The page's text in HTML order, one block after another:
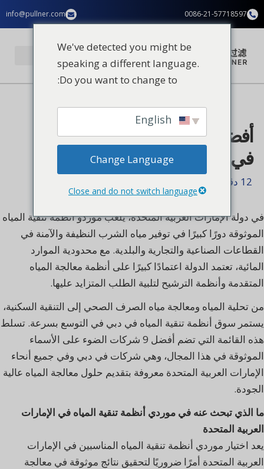
المحتوى
تخطي
إلى
0086-21-57718597
info@pullner.com
أفضل 9 موردين لأنظمة تنقية المياه
في الإمارات العربية المتحدة
12 دقائق من القراءة
في دولة الإمارات العربية المتحدة، يلعب موردو أنظمة تنقية المياه
الموثوقة دورًا كبيرًا في توفير مياه الشرب النظيفة والآمنة في
القطاعات الصناعية والتجارية والبلدية. مع محدودية الموارد
المائية، تعتمد الدولة اعتمادًا كبيرًا على أنظمة معالجة المياه
المتقدمة وأنظمة الترشيح لتلبية الطلب المتزايد عليها.
من تحلية المياه ومعالجة مياه الصرف الصحي إلى التنقية السكنية،
يستمر سوق أنظمة تنقية المياه في دبي في التوسع بسرعة. تسلط
هذه القائمة التي تضم أفضل 9 شركات الضوء على الأسماء
الموثوقة في هذا المجال، وهي شركات في دبي وفي جميع أنحاء
الإمارات العربية المتحدة معروفة بتقديم حلول معالجة المياه عالية
الجودة.
ما الذي تبحث عنه في موردي أنظمة تنقية المياه في الإمارات
العربية المتحدة
يعد اختيار موردي أنظمة تنقية المياه المناسبين في الإمارات
العربية المتحدة أمرًا ضروريًا لتحقيق نتائج موثوقة في معالجة
We've detected you might be
speaking a different language.
Do you want to change to:
Change Language
Close and do not switch language